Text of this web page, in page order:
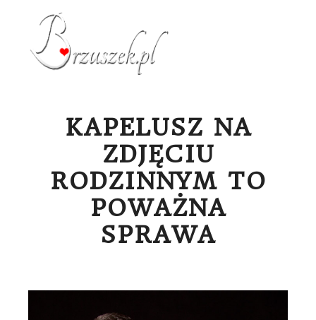
KAPELUSZ NA
ZDJĘCIU
RODZINNYM TO
POWAŻNA
SPRAWA